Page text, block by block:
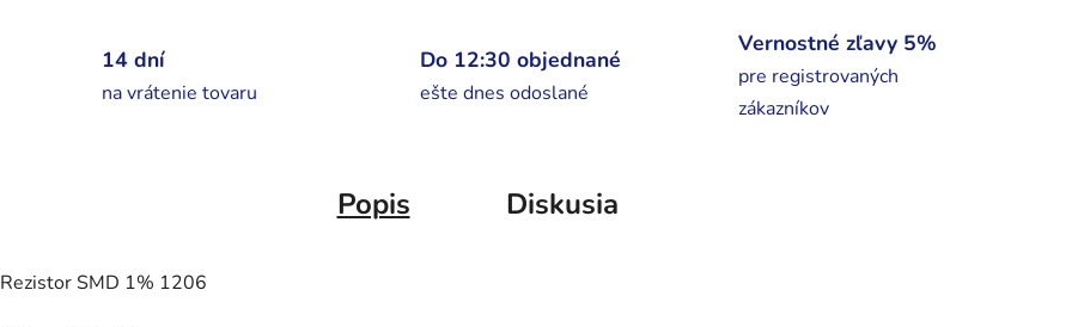
14 dní
na vrátenie tovaru
Do 12:30 objednané
ešte dnes odoslané
Vernostné zľavy 5%
pre registrovaných
zákazníkov
Popis Diskusia
Rezistor SMD 1% 1206